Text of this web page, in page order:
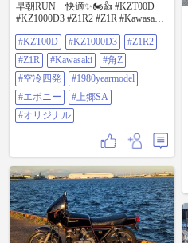
早朝RUN 快適✨🏍️👍 #KZT00D
#KZ1000D3 #Z1R2 #Z1R #Kawasaki
ボニー #上郷SA #オリジナル
#KZT00D #KZ1000D3
#Z1R2
#Z1R
#Kawasaki
#角Z
#空冷四発
#1980yearmodel
#エボニー
#上郷SA
#オリジナル